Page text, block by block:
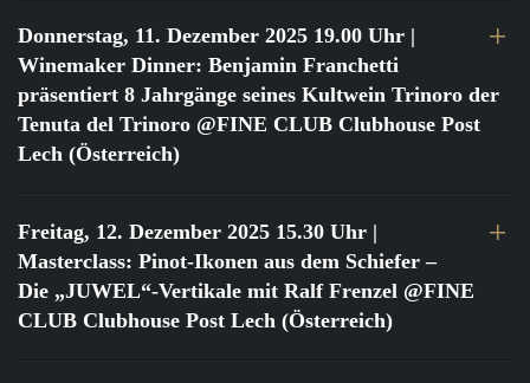
Donnerstag, 11. Dezember 2025 19.00 Uhr |
Winemaker Dinner: Benjamin Franchetti
präsentiert 8 Jahrgänge seines Kultwein Trinoro der
Tenuta del Trinoro @FINE CLUB Clubhouse Post
Lech (Österreich)
Freitag, 12. Dezember 2025 15.30 Uhr |
Masterclass: Pinot-Ikonen aus dem Schiefer –
Die „JUWEL“-Vertikale mit Ralf Frenzel @FINE
CLUB Clubhouse Post Lech (Österreich)